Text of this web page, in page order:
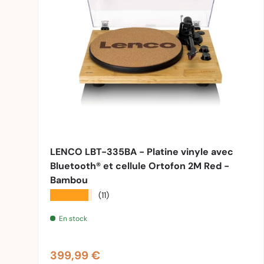
LENCO LBT-335BA - Platine vinyle avec
Bluetooth® et cellule Ortofon 2M Red -
Bambou
(11)
En stock
Prix habituel
399,99 €